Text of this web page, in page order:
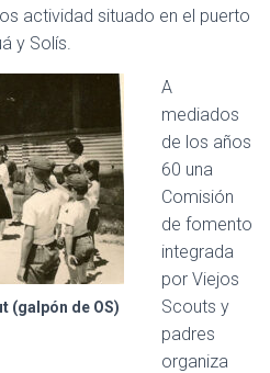
actividad situado en el puerto
y Solís.
(galpón de OS)
A
mediados
de los años
60 una
Comisión
de fomento
integrada
por Viejos
Scouts y
padres
organiza